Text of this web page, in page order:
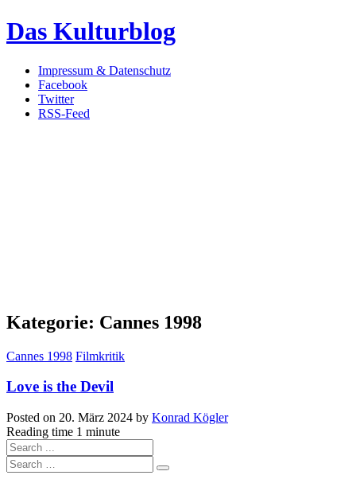
Das Kulturblog
Impressum & Datenschutz
Facebook
Twitter
RSS-Feed
Kategorie: Cannes 1998
Cannes 1998 Filmkritik
Love is the Devil
Posted on 20. März 2024 by Konrad Kögler
Reading time 1 minute